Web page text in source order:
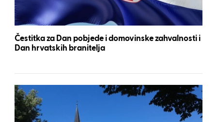
Čestitka za Dan pobjede i domovinske zahvalnosti i
Dan hrvatskih branitelja